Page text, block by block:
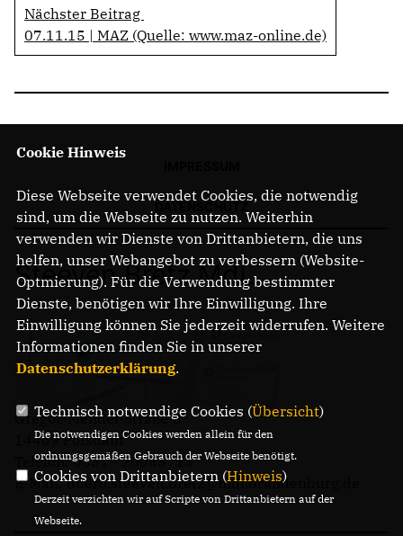
Nächster Beitrag
07.11.15 | MAZ (Quelle: www.maz-online.de)
Steeven Bretz MdL
Gregor-Mendel-Straße 3
14469 Potsdam
Telefon: 0331 - 20085713
E-Mail: buero.steeven.bretz@mdl.brandenburg.de
Cookie Hinweis
Diese Webseite verwendet Cookies, die notwendig
sind, um die Webseite zu nutzen. Weiterhin
verwenden wir Dienste von Drittanbietern, die uns
helfen, unser Webangebot zu verbessern (Website-
Optmierung). Für die Verwendung bestimmter
Dienste, benötigen wir Ihre Einwilligung. Ihre
Einwilligung können Sie jederzeit widerrufen. Weitere
Informationen finden Sie in unserer
Datenschutzerklärung.
Technisch notwendige Cookies (Übersicht)
Die notwendigen Cookies werden allein für den
ordnungsgemäßen Gebrauch der Webseite benötigt.
Cookies von Drittanbietern (Hinweis)
Derzeit verzichten wir auf Scripte von Drittanbietern auf der
Webseite.